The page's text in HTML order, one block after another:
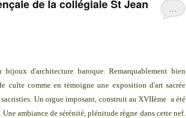
…
de la collégiale St Jean
d'architecture baroque. Remarquablement bien
culte comme en témoigne une exposition d'art sacrée
Un orgue imposant, construit au XVIIème a été
ambiance de sérénité, plénitude règne dans cette nef.